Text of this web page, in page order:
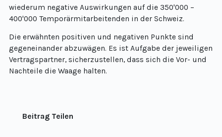
wiederum negative Auswirkungen auf die 350'000 –
400'000 Temporärmitarbeitenden in der Schweiz.
Die erwähnten positiven und negativen Punkte sind
gegeneinander abzuwägen. Es ist Aufgabe der jeweiligen
Vertragspartner, sicherzustellen, dass sich die Vor- und
Nachteile die Waage halten.
Beitrag Teilen